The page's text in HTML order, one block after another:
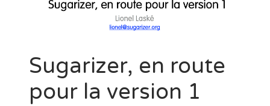
Sugarizer, en route
pour la version 1